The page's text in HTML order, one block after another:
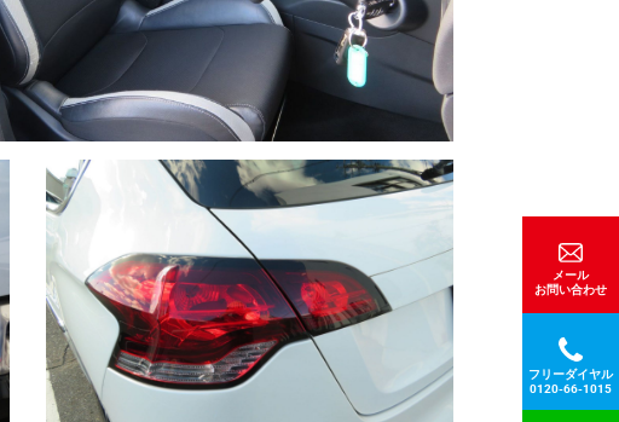
メール
お問い合わせ
フリーダイヤル
0120-66-1015